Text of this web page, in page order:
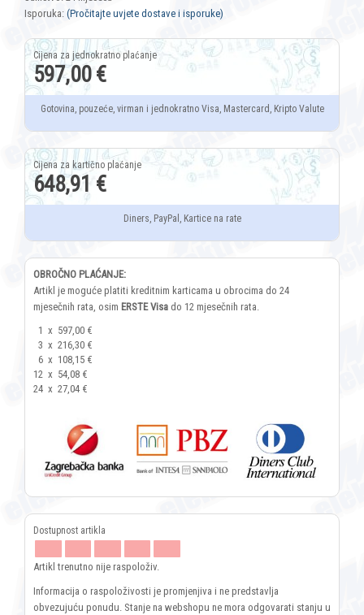
Isporuka: (Pročitajte uvjete dostave i isporuke)
597,00 €
Gotovina, pouzeće, virman i jednokratno Visa, Mastercard, Kripto Valute
648,91 €
Diners, PayPal, Kartice na rate
OBROČNO PLAĆANJE:
Artikl je moguće platiti kreditnim karticama u obrocima do 24
mjesečnih rata, osim ERSTE Visa do 12 mjesečnih rata.
1 x 597,00 €
3 x 216,30 €
6 x 108,15 €
12 x 54,08 €
24 x 27,04 €
Artikl trenutno nije raspoloživ.
Informacija o raspoloživosti je promjenjiva i ne predstavlja
obvezujuću ponudu. Stanje na webshopu ne mora odgovarati stanju u